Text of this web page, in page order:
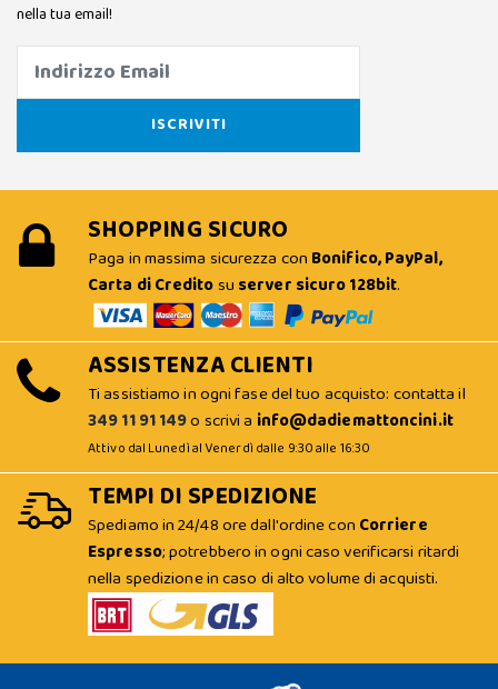
nella tua email!
SHOPPING SICURO
Paga in massima sicurezza con Bonifico, PayPal,
Carta di Creditosu server sicuro 128bit.
ASSISTENZA CLIENTI
Ti assistiamo in ogni fase del tuo acquisto: contatta il
349 11 91 149o scrivi a info@dadiemattoncini.it
Attivo dal Lunedì al Venerdì dalle 9:30 alle 16:30
TEMPI DI SPEDIZIONE
Spediamo in 24/48 ore dall'ordine con Corriere
Espresso; potrebbero in ogni caso verificarsi ritardi
nella spedizione in caso di alto volume di acquisti.